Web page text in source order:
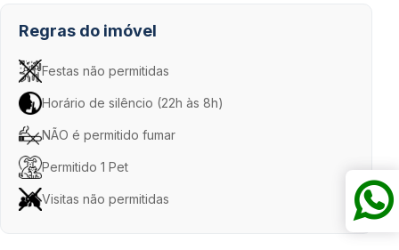
Regras do imóvel
Festas não permitidas
Horário de silêncio (22h às 8h)
NÃO é permitido fumar
Permitido 1 Pet
Visitas não permitidas